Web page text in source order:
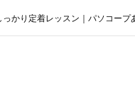
っかり定着レッスン｜パソコープ